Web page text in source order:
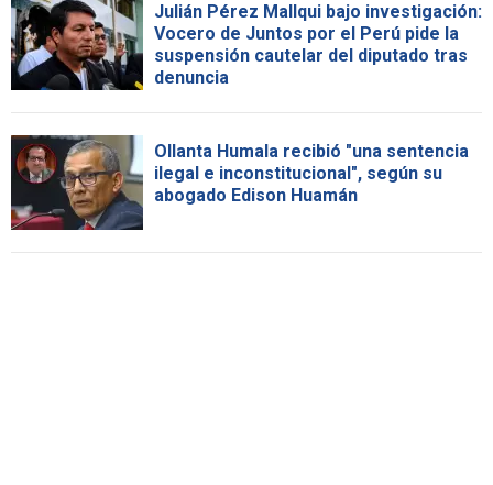
Julián Pérez Mallqui bajo investigación:
Vocero de Juntos por el Perú pide la
suspensión cautelar del diputado tras
denuncia
Ollanta Humala recibió "una sentencia
ilegal e inconstitucional", según su
abogado Edison Huamán